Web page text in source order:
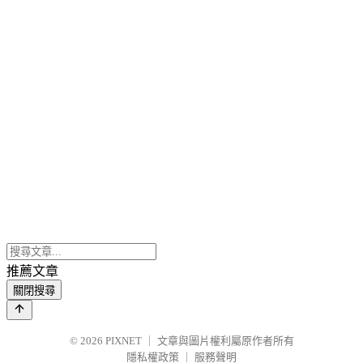
推薦文章
關閉搜尋
© 2026 PIXNET
文章與圖片權利屬原作者所有
隱私權政策
服務聲明